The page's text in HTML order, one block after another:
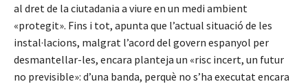
al dret de la ciutadania a viure en un medi ambient
«protegit». Fins i tot, apunta que l’actual situació de les
instal·lacions, malgrat l’acord del govern espanyol per
desmantellar-les, encara planteja un «risc incert, un futur
no previsible»: d’una banda, perquè no s’ha executat encara